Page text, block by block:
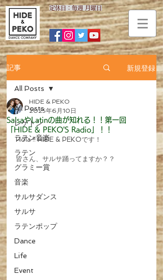
​定休日：毎週 月曜日
記事 新規登録
All Posts
レゲトン
ラテン音楽
ラテン
グラミー賞
音楽
サルサダンス
サルサ
ラテンポップ
Dance
Life
Event
All Posts
SalsaやLatinの曲が知れる！！第一回
「HIDE & PEKO'S Radio」！！
HIDE & PEKO
2025年6月10日
Hola !! HIDE & PEKOです！
皆さん、サルサ踊ってますか？？